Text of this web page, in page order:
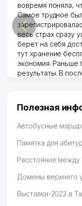
вовремя поняла,
Самое трудное
весь страх сразу
берет на себя
тут хранение
экономия. Раньше
результаты. В
Hamida 03.08.2026
Полезная
Автобусные
Памятка для
Расстояние между
Домены верхнего
Выставки-2022 в